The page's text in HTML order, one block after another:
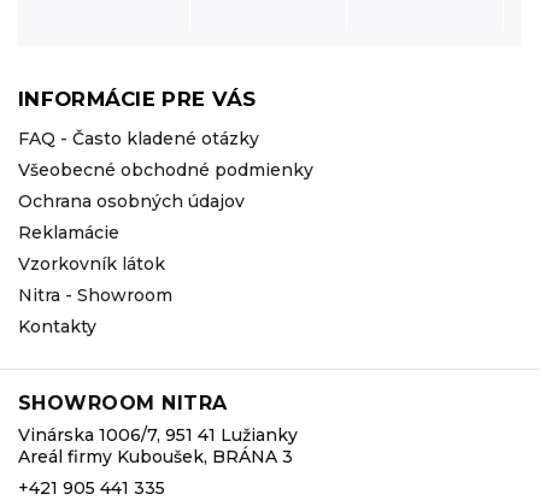
INFORMÁCIE PRE VÁS
FAQ - Často kladené otázky
Všeobecné obchodné podmienky
Ochrana osobných údajov
Reklamácie
Vzorkovník látok
Nitra - Showroom
Kontakty
SHOWROOM NITRA
Vinárska 1006/7, 951 41 Lužianky
Areál firmy Kuboušek, BRÁNA 3
+421 905 441 335